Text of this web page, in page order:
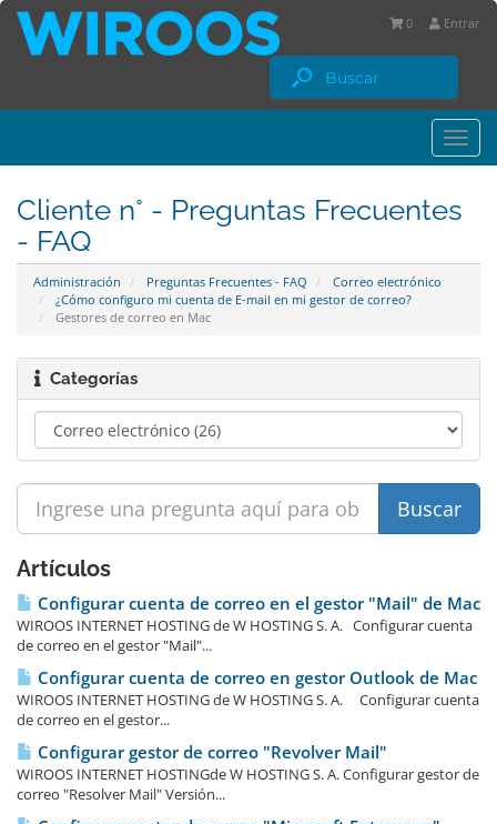
Entrar
0
Cliente n° - Preguntas Frecuentes
- FAQ
Administración Preguntas Frecuentes - FAQ
Correo electrónico
¿Cómo configuro mi cuenta de E-mail en mi gestor de correo?
Gestores de correo en Mac
Categorías
Artículos
Configurar cuenta de correo en el gestor "Mail" de Mac
WIROOS INTERNET HOSTING de W HOSTING S. A. Configurar cuenta
de correo en el gestor "Mail"...
Configurar cuenta de correo en gestor Outlook de Mac
WIROOS INTERNET HOSTING de W HOSTING S. A. Configurar cuenta
de correo en el gestor...
Configurar gestor de correo "Revolver Mail"
WIROOS INTERNET HOSTINGde W HOSTING S. A. Configurar gestor de
correo "Resolver Mail" Versión...